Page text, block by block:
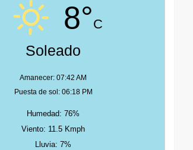
8°C
Soleado
Amanecer: 07:42 AM
Puesta de sol: 06:18 PM
Humedad: 76%
Viento: 11.5 Kmph
Lluvia: 7%